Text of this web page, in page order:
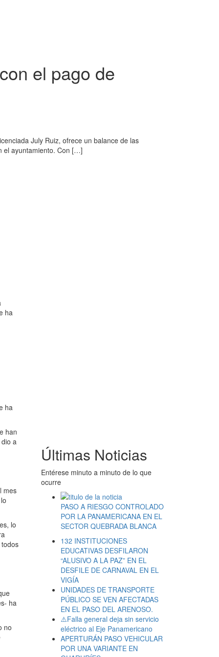
el pago de
July Ruiz, ofrece un balance de las
el ayuntamiento. Con […]
ha
ha
han
a
mes
lo
ha
no
Últimas Noticias
Entérese minuto a minuto de lo que
ocurre
PASO A RIESGO CONTROLADO
POR LA PANAMERICANA EN EL
SECTOR QUEBRADA BLANCA
132 INSTITUCIONES
EDUCATIVAS DESFILARON
“ALUSIVO A LA PAZ” EN EL
DESFILE DE CARNAVAL EN EL
VIGÍA
UNIDADES DE TRANSPORTE
PÚBLICO SE VEN AFECTADAS
EN EL PASO DEL ARENOSO.
⚠️Falla general deja sin servicio
eléctrico al Eje Panamericano
APERTURÁN PASO VEHICULAR
POR UNA VARIANTE EN